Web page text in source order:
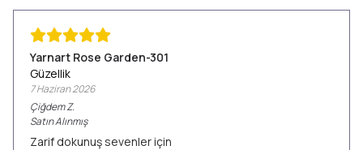
Yarnart Rose Garden-301
Güzellik
7 Haziran 2026
ÇiğdemZ.
Satın Alınmış
Zarif dokunuş sevenler için